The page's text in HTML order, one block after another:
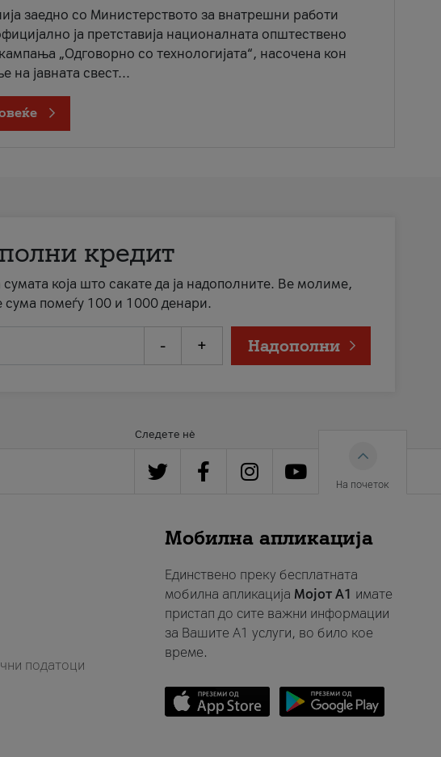
заедно со Министерството за внатрешни работи
ја претставија националната општествено
„Одговорно со технологијата“, насочена кон
на јавната свест...
кредит
сумата која што сакате да ја надополните. Ве молиме,
сума помеѓу 100 и 1000 денари.
- + Надополни
Следете нè
На почеток
податоци
Мобилна апликација
Единствено преку бесплатната
мобилна апликација Мојот A1 имате
пристап до сите важни информации
за Вашите A1 услуги, во било кое
време.